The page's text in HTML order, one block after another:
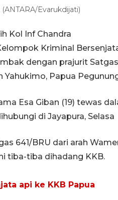
Evarukdijati)
Kol Inf Chandra
Kriminal
dengan prajurit
Yahukimo, Papua
Esa Giban (19) tewas
di Jayapura, Selasa
641/BRU dari arah
tiba-tiba dihadang KKB.
api ke KKB Papua